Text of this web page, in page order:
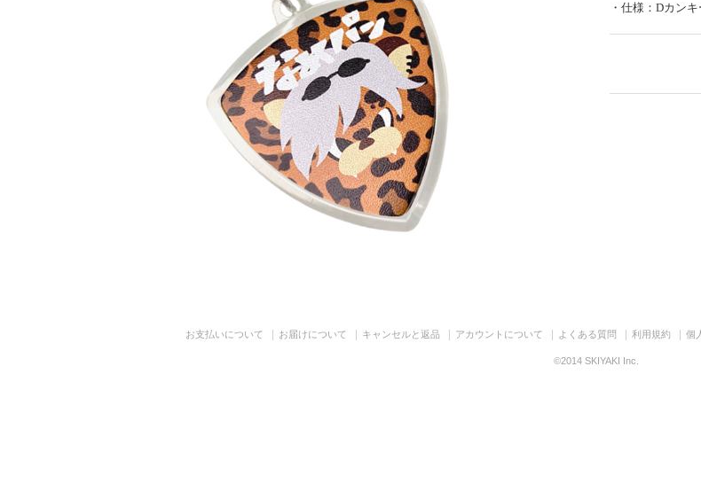
・仕様：Dカン
お支払いについて お届けについて キャンセルと返品 アカウントについて よくある質問 利用規約 個
©2014 SKIYAKI Inc.